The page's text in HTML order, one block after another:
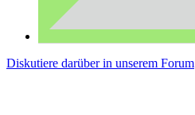
Diskutiere darüber in unserem Forum